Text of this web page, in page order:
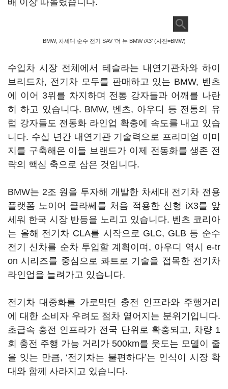
배 이상 따돌렸습니다.
BMW, 차세대 순수 전기 SAV ‘더 뉴 BMW iX3’ (사진=BMW)
수입차 시장 전체에서 테슬라는 내연기관차와 하이
브리드차, 전기차 모두를 판매하고 있는 BMW, 벤츠
에 이어 3위를 차지하며 전통 강자들과 어깨를 나란
히 하고 있습니다. BMW, 벤츠, 아우디 등 전통의 유
럽 강자들도 전동화 라인업 확충에 속도를 내고 있습
니다. 수십 년간 내연기관 기술력으로 프리미엄 이미
지를 구축해온 이들 브랜드가 이제 전동화를 생존 전
략의 핵심 축으로 삼은 것입니다.
BMW는 2조 원을 투자해 개발한 차세대 전기차 전용
플랫폼 노이어 클라쎄를 처음 적용한 신형 iX3를 앞
세워 한국 시장 반등을 노리고 있습니다. 벤츠 코리아
는 올해 전기차 CLA를 시작으로 GLC, GLB 등 순수
전기 신차를 순차 투입할 계획이며, 아우디 역시 e-tr
on 시리즈를 중심으로 콰트로 기술을 접목한 전기차
라인업을 늘려가고 있습니다.
전기차 대중화를 가로막던 충전 인프라와 주행거리
에 대한 소비자 우려도 점차 옅어지는 분위기입니다.
초급속 충전 인프라가 전국 단위로 확충되고, 차량 1
회 충전 주행 가능 거리가 500km를 웃도는 모델이 줄
을 잇는 만큼, ‘전기차는 불편하다’는 인식이 시장 확
대와 함께 사라지고 있습니다.